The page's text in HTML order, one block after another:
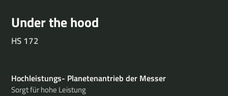
Under the hood
HS 172
Hochleistungs- Planetenantrieb der Messer
Sorgt für hohe Leistung